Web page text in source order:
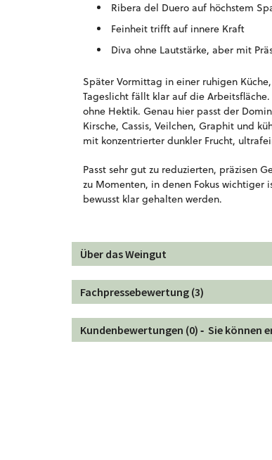
Ribera del Duero auf höchstem
Feinheit trifft auf innere Kraft
Diva ohne Lautstärke, aber mit
Später Vormittag in einer ruhigen
Tageslicht fällt klar auf die
ohne Hektik. Genau hier passt der
Kirsche, Cassis, Veilchen, Graphit und
mit konzentrierter dunkler Frucht,
Passt sehr gut zu reduzierten, präzisen
zu Momenten, in denen Fokus
bewusst klar gehalten werden.
Über das Weingut
Fachpressebewertung (3)
Kundenbewertungen (0) ‐ Sie können